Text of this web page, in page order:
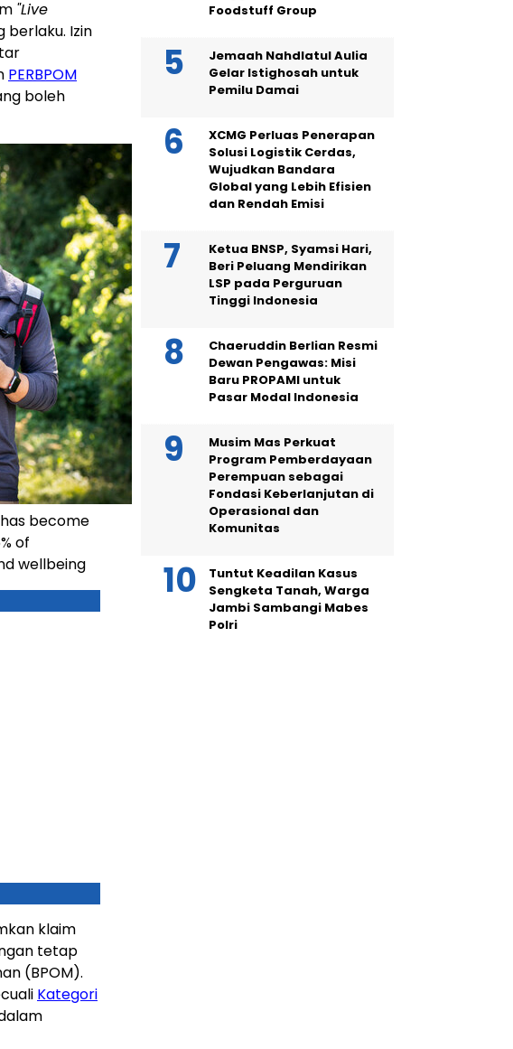
"Live
Izin
PERBPOM
boleh
become
of
wellbeing
klaim
tetap
(BPOM).
Kategori
Foodstuff Group
Jemaah Nahdlatul Aulia
Gelar Istighosah untuk
Pemilu Damai
XCMG Perluas Penerapan
Solusi Logistik Cerdas,
Wujudkan Bandara
Global yang Lebih Efisien
dan Rendah Emisi
Ketua BNSP, Syamsi Hari,
Beri Peluang Mendirikan
LSP pada Perguruan
Tinggi Indonesia
Chaeruddin Berlian Resmi
Dewan Pengawas: Misi
Baru PROPAMI untuk
Pasar Modal Indonesia
Musim Mas Perkuat
Program Pemberdayaan
Perempuan sebagai
Fondasi Keberlanjutan di
Operasional dan
Komunitas
Tuntut Keadilan Kasus
Sengketa Tanah, Warga
Jambi Sambangi Mabes
Polri